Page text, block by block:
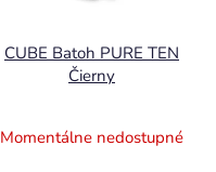
CUBE Batoh PURE TEN
Čierny
Momentálne nedostupné